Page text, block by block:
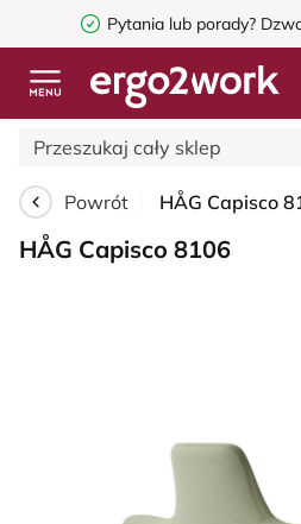
Pytania lub porady?
Powrót
HÅG Capisco 8106